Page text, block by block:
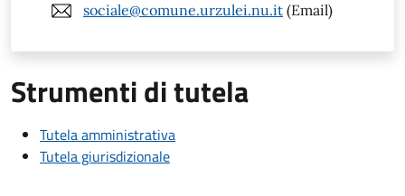
sociale@comune.urzulei.nu.it (Email)
Strumenti di tutela
Tutela amministrativa
Tutela giurisdizionale